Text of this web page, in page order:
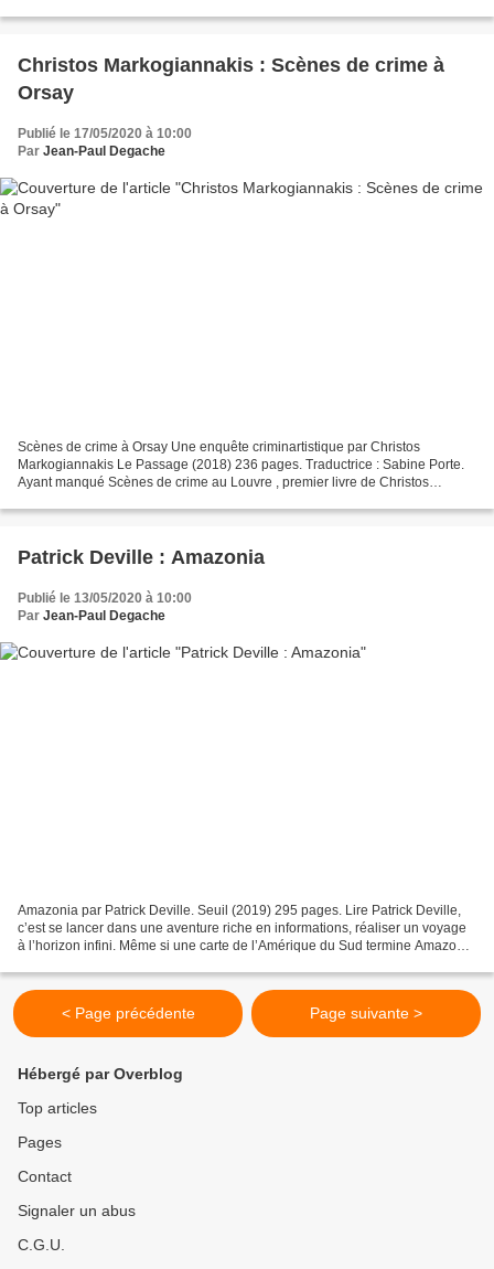
Christos Markogiannakis : Scènes de crime à
Orsay
Publié le 17/05/2020 à 10:00
Par Jean-Paul Degache
Scènes de crime à Orsay Une enquête criminartistique par Christos
Markogiannakis Le Passage (2018) 236 pages. Traductrice : Sabine Porte.
Ayant manqué Scènes de crime au Louvre , premier livre de Christos
Patrick Deville : Amazonia
Publié le 13/05/2020 à 10:00
Par Jean-Paul Degache
Amazonia par Patrick Deville. Seuil (2019) 295 pages. Lire Patrick Deville,
c’est se lancer dans une aventure riche en informations, réaliser un voyage
à l’horizon infini. Même si une carte de l’Amérique du Sud termine Amazonia
< Page précédente Page suivante >
Hébergé par Overblog
Top articles
Pages
Contact
Signaler un abus
C.G.U.